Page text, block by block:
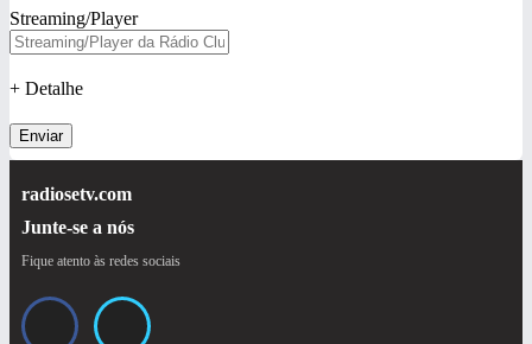
Streaming/Player
+ Detalhe
Enviar
radiosetv.com
Junte-se a nós
Fique atento às redes sociais